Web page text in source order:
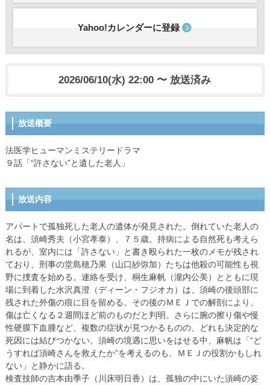
Yahoo!カレンダーに登録
2026/06/10(水) 22:00 〜 放送済み
放送概要
法医学ヒューマンミステリードラマ
９話「“許さない”と遺した老人」
放送内容
アパートで孤独死した老人の遺体が発見された。倒れていた老人の
名は、須崎秀夫（小宮孝泰）、７５歳。持病による自然死も考えら
れるが、室内には「許さない」と書き殴られた一枚のメモが残され
ており、刑事の堂島穂乃果（山口紗弥加）たちは他殺の可能性も視
野に捜査を始める。連絡を受け、桐生麻帆（瀧内公美）とともに現
場に到着した水沢真澄（ディーン・フジオカ）は、須崎の後頭部に
残された外傷の痕に目を留める。その後のＭＥＪでの解剖により、
傷は亡くなる２週間ほど前のものだと判明。さらに腕の擦り傷や慢
性硬膜下血腫など、複数の症状が見つかるものの、どれも決定的な
死因には結びつかない。須崎の境遇に思いをはせる中、麻帆は「“ど
うすれば須崎さんを救えたか”を考えるのも、ＭＥＪの役割かもしれ
ない」と静かに語る。
検査技師の吉本由季子（川床明日香）は、孤独の中にいた須崎の姿